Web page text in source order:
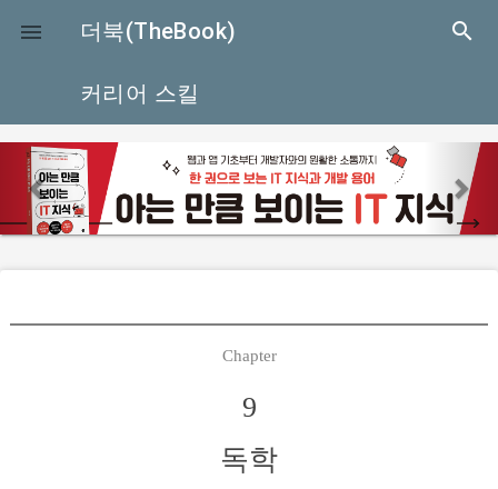
close
 더북(TheBook) search
커리어 스킬
e
Chapter
9
독학